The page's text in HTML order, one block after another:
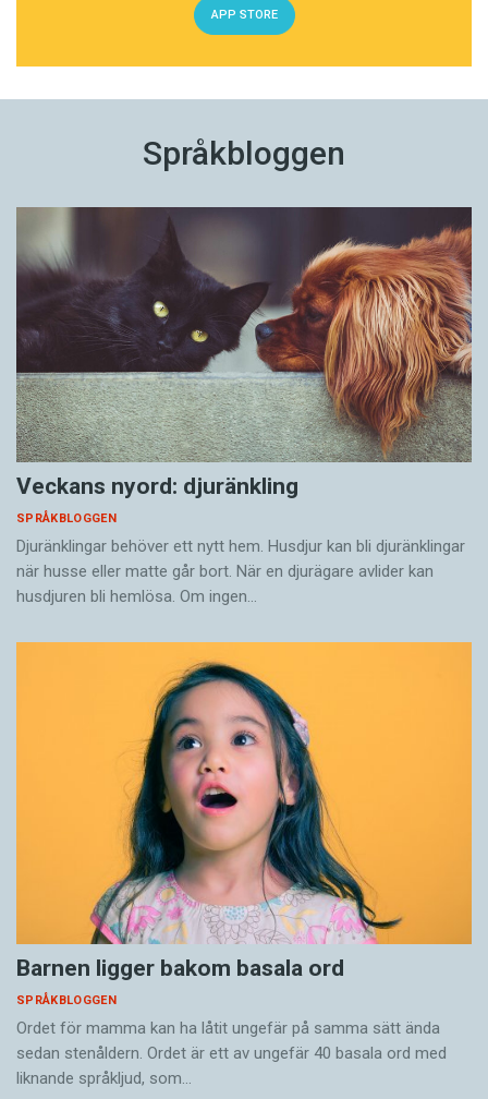
APP STORE
Språkbloggen
Veckans nyord: djuränkling
SPRÅKBLOGGEN
Djuränklingar behöver ett nytt hem. Husdjur kan bli djuränklingar
när husse eller matte går bort. När en djurägare avlider kan
husdjuren bli hemlösa. Om ingen…
Barnen ligger bakom basala ord
SPRÅKBLOGGEN
Ordet för mamma kan ha låtit ungefär på samma sätt ända
sedan stenåldern. Ordet är ett av ungefär 40 basala ord med
liknande språkljud, som…